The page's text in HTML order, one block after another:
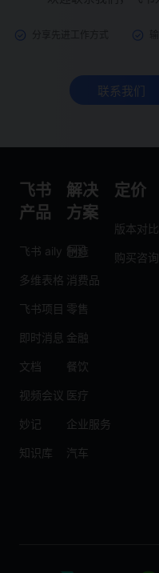
联系我们
飞书
产品
飞书 aily
多维表格
飞书项目
即时消息
文档
视频会议
妙记
知识库
解决
方案
制造
消费品
零售
金融
餐饮
医疗
企业服务
汽车
定价
版本对比
购买咨询